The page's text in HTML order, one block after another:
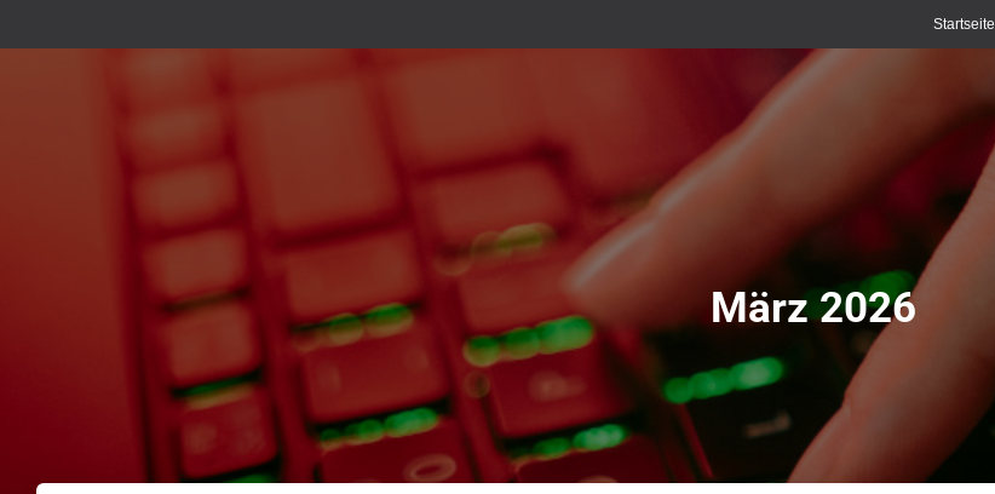
Startseite
März 2026